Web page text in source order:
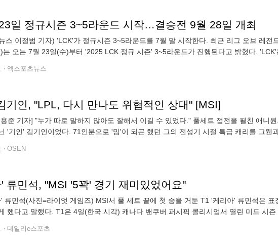
일 정규시즌 3~5라운드 시작…결승전 9월 28일 개최
스 이정범 기자) 'LCK'가 정규시즌 3~5라운드를 7월 말 시작한다. 최근 리그 오브 레전
는 오는 7월 23일(수)부터 '2025 LCK 정규 시즌' 3~5라운드가 진행된다고 밝혔다. 'LCK'
엑스포츠뉴스
기인, "LPL, 다시 만나도 위협적인 상대" [MSI]
준 기자] "누가 따로 말하지 않아도 잘해서 이길 수 있었다." 풀세트 접전을 펼친 애니
'기인' 김기인이었다. 71인분으로 '밈'이 되곤 했던 그의 전성기 시절 특급 캐리를 그웬
OSEN
류민석, "MSI '5꽉' 경기 재미있었어요"
류민석(사진=라이엇 게임즈) MSI서 풀 세트 끝에 첫 승을 거둔 T1 '케리아' 류민석은 표
했다고 말했다. T1은 4일(한국 시각) 캐나다 밴쿠버 퍼시픽 콜리시엄서 열린 미드 시즌
데일리e스포츠